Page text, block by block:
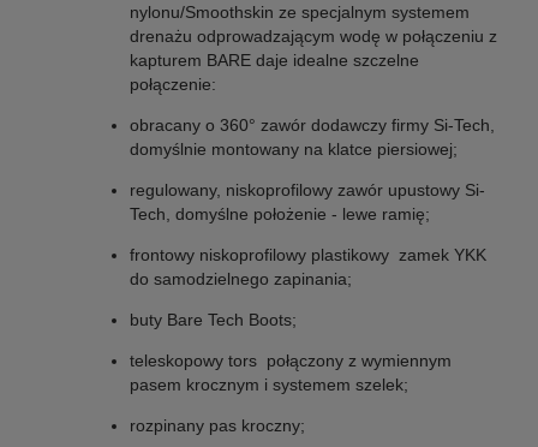
nylonu/Smoothskin ze specjalnym systemem
drenażu odprowadzającym wodę w połączeniu z
kapturem BARE daje idealne szczelne
połączenie:
obracany o 360° zawór dodawczy firmy Si-Tech,
domyślnie montowany na klatce piersiowej;
regulowany, niskoprofilowy zawór upustowy Si-
Tech, domyślne położenie - lewe ramię;
frontowy niskoprofilowy plastikowy zamek YKK
do samodzielnego zapinania;
buty Bare Tech Boots;
teleskopowy tors połączony z wymiennym
pasem krocznym i systemem szelek;
rozpinany pas kroczny;